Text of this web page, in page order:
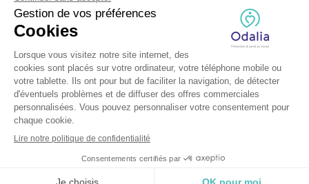
© Odalia 2025, tous droits réservés - Fait avec ❤️ par TEAPS